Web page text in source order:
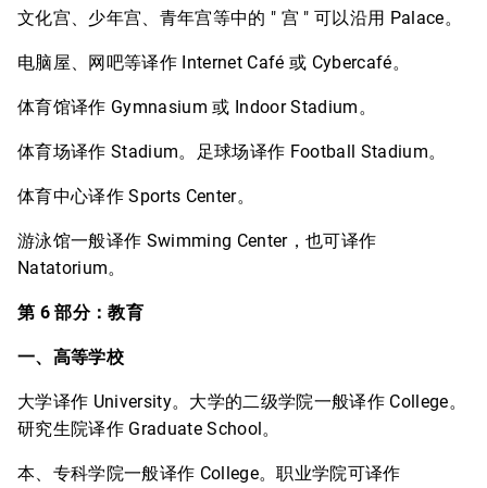
文化宫、少年宫、青年宫等中的 " 宫 " 可以沿用 Palace。
电脑屋、网吧等译作 Internet Café 或 Cybercafé。
体育馆译作 Gymnasium 或 Indoor Stadium。
体育场译作 Stadium。足球场译作 Football Stadium。
体育中心译作 Sports Center。
游泳馆一般译作 Swimming Center，也可译作
Natatorium。
第 6 部分：教育
一、高等学校
大学译作 University。大学的二级学院一般译作 College。
研究生院译作 Graduate School。
本、专科学院一般译作 College。职业学院可译作